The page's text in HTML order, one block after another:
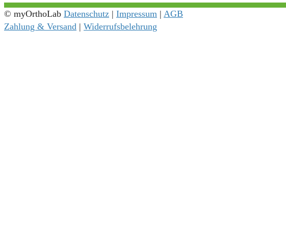
© myOrthoLab Datenschutz | Impressum | AGB
Zahlung & Versand | Widerrufsbelehrung